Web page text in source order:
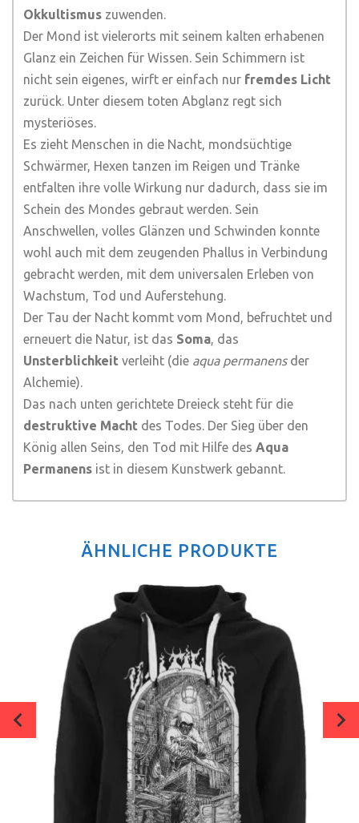
Okkultismus zuwenden.
Der Mond ist vielerorts mit seinem kalten erhabenen
Glanz ein Zeichen für Wissen. Sein Schimmern ist
nicht sein eigenes, wirft er einfach nur fremdes Licht
zurück. Unter diesem toten Abglanz regt sich
mysteriöses.
Es zieht Menschen in die Nacht, mondsüchtige
Schwärmer, Hexen tanzen im Reigen und Tränke
entfalten ihre volle Wirkung nur dadurch, dass sie im
Schein des Mondes gebraut werden. Sein
Anschwellen, volles Glänzen und Schwinden konnte
wohl auch mit dem zeugenden Phallus in Verbindung
gebracht werden, mit dem universalen Erleben von
Wachstum, Tod und Auferstehung.
Der Tau der Nacht kommt vom Mond, befruchtet und
erneuert die Natur, ist das Soma, das
Unsterblichkeit verleiht (die aqua permanensder
Alchemie).
Das nach unten gerichtete Dreieck steht für die
destruktive Macht des Todes. Der Sieg über den
König allen Seins, den Tod mit Hilfe des Aqua
Permanens ist in diesem Kunstwerk gebannt.
ÄHNLICHE PRODUKTE